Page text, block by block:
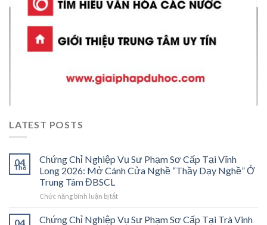
LATEST POSTS
04
Th6
Chứng Chỉ Nghiệp Vụ Sư Phạm Sơ Cấp Tại Vĩnh
Long 2026: Mở Cánh Cửa Nghề “Thầy Dạy Nghề” Ở
Trung Tâm ĐBSCL
Chức năng bình luận bị tắtở
Chỉ
04
Chứng Chỉ Nghiệp Vụ Sư Phạm Sơ Cấp Tại Trà Vinh